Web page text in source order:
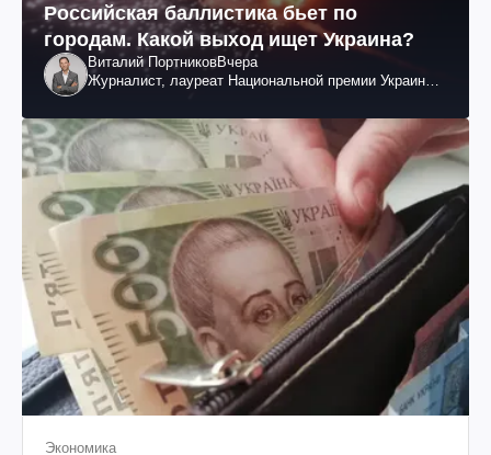
Российская баллистика бьет по
городам. Какой выход ищет Украина?
Виталий ПортниковВчера
Журналист, лауреат Национальной премии Украины
Экономика